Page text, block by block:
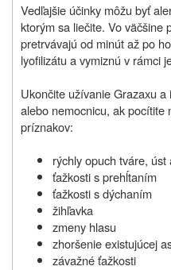
Vedľajšie účinky môžu byť
ktorým sa liečite. Vo väčšine
pretrvávajú od minút až po
lyofilizátu a vymiznú v rámci
Ukončite užívanie Grazaxu
alebo nemocnicu, ak pocítite
príznakov:
rýchly opuch tváre, úst
ťažkosti s prehĺtaním
ťažkosti s dýchaním
žihľavka
zmeny hlasu
zhoršenie existujúcej
závažné ťažkosti